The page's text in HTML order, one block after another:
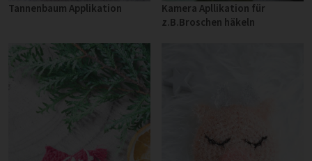
Tannenbaum Applikation
Kamera Apllikation für
z.B.Broschen häkeln